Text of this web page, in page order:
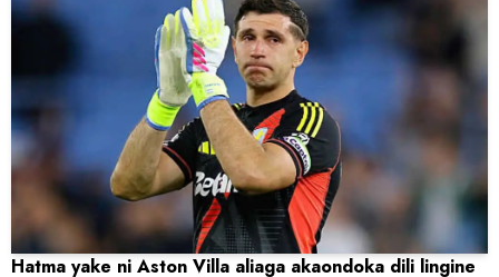
Hatma yake ni Aston Villa aliaga akaondoka dili lingine